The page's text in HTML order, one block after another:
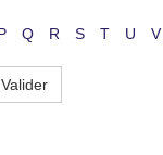
Q R S T U V
Valider